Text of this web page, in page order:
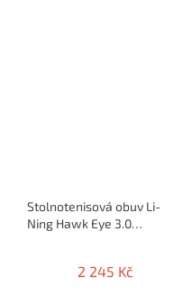
Stolnotenisová obuv Li-
Ning Hawk Eye 3.0
2 245 Kč